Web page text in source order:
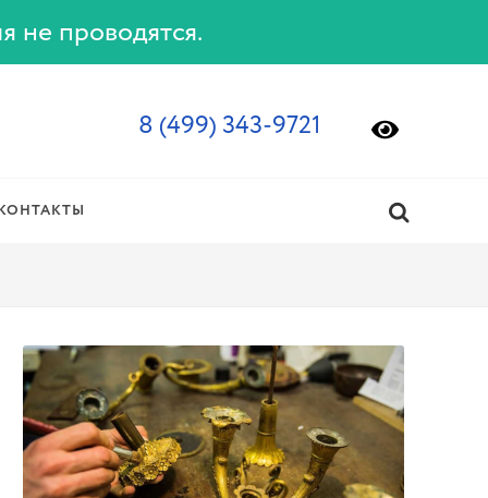
не проводятся.
8 (499) 343-9721